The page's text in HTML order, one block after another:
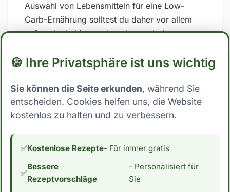
Auswahl von Lebensmitteln für eine Low-
Carb-Ernährung solltest du daher vor allem
auf zuckerhaltige und stark verarbeitete
Vollwertkost setzen, die reich an Nährstoffen
Wo steht Schmelzkäse, Scheibe (vollfett)? Mit
nur 0.0 Gramm Kohlenhydrate pro 100g
essbarer Anteil fällt Schmelzkäse, Scheibe
Dies macht es zu einer sehr interessanten
Kohlenhydrataufnahme reduzieren möchten.
Wenn du an einer Low Carb Ernährung
🍪 Ihre Privatsphäre ist uns wichtig
Sie können die Seite erkunden, während Sie
entscheiden. Cookies helfen uns, die Website
kostenlos zu halten und zu verbessern.
✅Kostenlose Rezepte- Für immer gratis
✅
Bessere
Rezeptvorschläge
- Personalisiert für
Sie